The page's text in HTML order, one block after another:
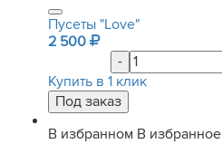
Пусеты "Love"
2 500
-
Купить в 1 клик
В избранном В избранное